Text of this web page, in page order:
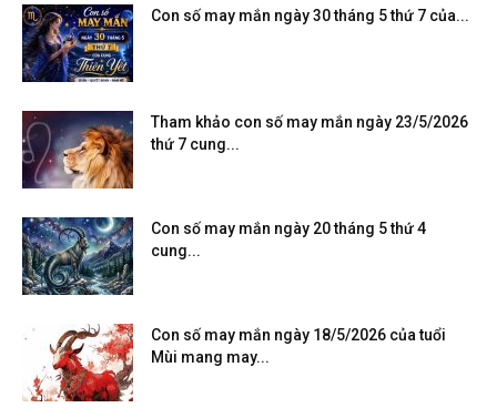
Con số may mắn ngày 30 tháng 5 thứ 7 của...
Tham khảo con số may mắn ngày 23/5/2026
thứ 7 cung...
Con số may mắn ngày 20 tháng 5 thứ 4
cung...
Con số may mắn ngày 18/5/2026 của tuổi
Mùi mang may...